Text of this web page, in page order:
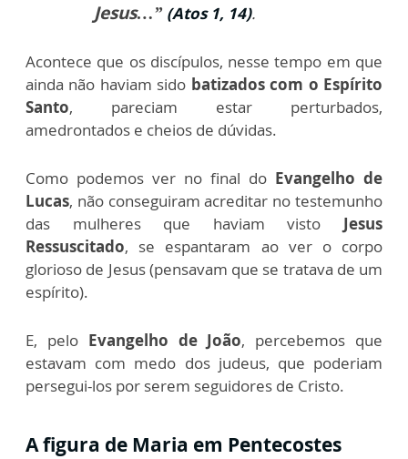
Jesus…” (Atos 1, 14).
Acontece que os discípulos, nesse tempo em que
ainda não haviam sido batizados com o Espírito
Santo, pareciam estar perturbados,
amedrontados e cheios de dúvidas.
Como podemos ver no final do Evangelho de
Lucas, não conseguiram acreditar no testemunho
das mulheres que haviam visto Jesus
Ressuscitado, se espantaram ao ver o corpo
glorioso de Jesus (pensavam que se tratava de um
espírito).
E, pelo Evangelho de João, percebemos que
estavam com medo dos judeus, que poderiam
persegui-los por serem seguidores de Cristo.
A figura de Maria em Pentecostes